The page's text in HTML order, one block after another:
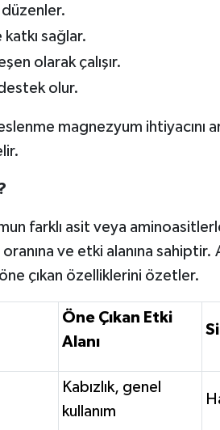
düzenler.
sağlar.
olarak çalışır.
destek olur.
magnezyum ihtiyacını
farklı asit veya
ve etki alanına sahiptir.
çıkan özelliklerini özetler.
Öne Çıkan Etki
Alanı
Kabızlık, genel
kullanım